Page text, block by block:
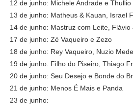
12 de junho: Michele Andrade e
13 de junho: Matheus & Kauan, Israel
14 de junho: Mastruz com Leite, Flávio
17 de junho: Zé Vaqueiro e Zezo
18 de junho: Rey Vaqueiro, Nuzio
19 de junho: Filho do Piseiro, Thiago
20 de junho: Seu Desejo e Bonde do
21 de junho: Menos É Mais e Panda
23 de junho: